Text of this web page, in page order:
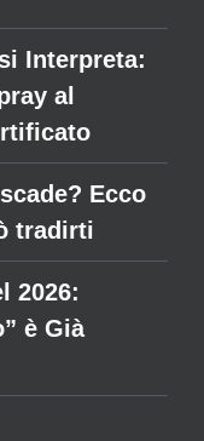
Interpreta:
al
Ecco
tradirti
2026:
è Già